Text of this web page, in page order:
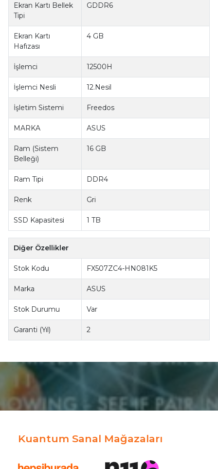
Ekran Kartı Bellek
Tipi
GDDR6
Ekran Kartı
Hafızası
4 GB
İşlemci 12500H
İşlemci Nesli 12.Nesil
İşletim Sistemi Freedos
MARKA ASUS
Ram (Sistem
Belleği)
16 GB
Ram Tipi DDR4
Renk Gri
SSD Kapasitesi 1 TB
Diğer Özellikler
Stok Kodu FX507ZC4-HN081K5
Marka ASUS
Stok Durumu Var
Garanti (Yıl) 2
Kuantum Sanal Mağazaları